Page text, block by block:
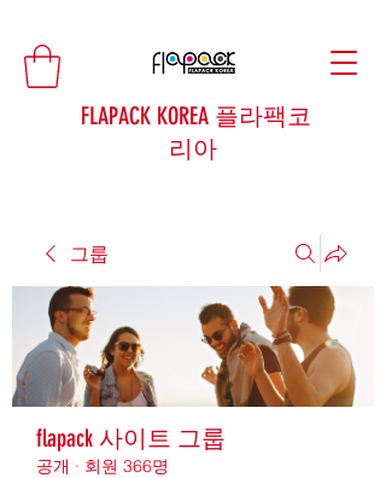
FLAPACK KOREA 플라팩코
리아
그룹
flapack 사이트 그룹
공개 · 회원 366명